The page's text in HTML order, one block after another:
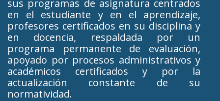
sus programas de asignatura centrados
en el estudiante y en el aprendizaje,
profesores certificados en su disciplina y
en docencia, respaldada por un
programa permanente de evaluación,
apoyado por procesos administrativos y
académicos certificados y por la
actualización constante de su
normatividad.